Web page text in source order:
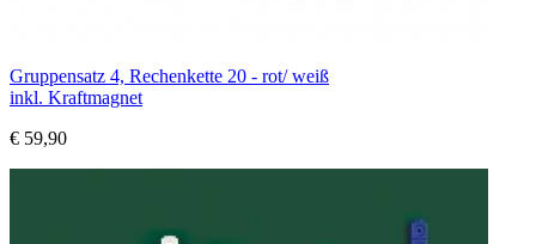
Gruppensatz 4, Rechenkette 20 - rot/ weiß
inkl. Kraftmagnet
€ 59,90